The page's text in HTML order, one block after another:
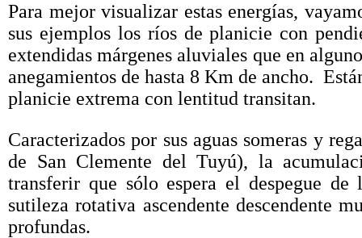
Para mejor visualizar estas energías,
sus ejemplos los ríos de planicie con
extendidas márgenes aluviales que en
anegamientos de hasta 8 Km de ancho.
planicie extrema con lentitud transitan.
Caracterizados por sus aguas someras y
de San Clemente del Tuyú), la
transferir que sólo espera el despegue
sutileza rotativa ascendente descendente
profundas.